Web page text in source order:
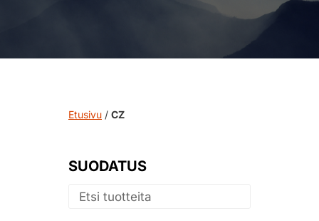
Etusivu / CZ
SUODATUS